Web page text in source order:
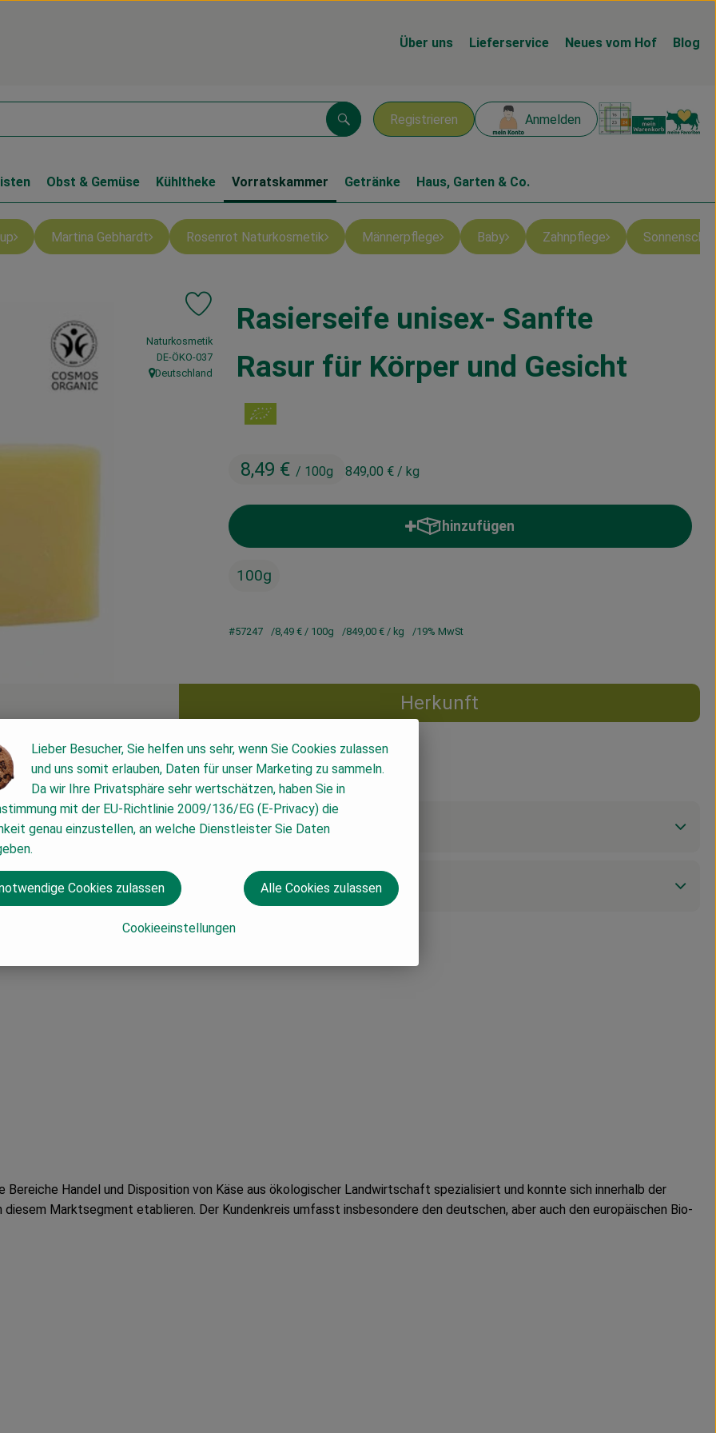
Über uns Lieferservice Neues vom Hof Blog
Registrieren Anmelden
Suchen
Obst & Gemüse Kühltheke Vorratskammer Getränke Haus, Garten & Co.
Martina Gebhardt Rosenrot Naturkosmetik Männerpflege Baby Zahnpflege
Rasierseife unisex- Sanfte
Rasur für Körper und Gesicht
8,49 € / 100g 849,00 € / kg
Produkt zu Favouriten hinzufügen
, Verband:
Naturkosmetik
, Kontrollstelle:
DE-ÖKO-037
, Herkunft:
Deutschland
hinzufügen
Produkt zum Warenkorb hinzufügen
100g
#57247 8,49 € / 100g 849,00 € / kg 19% MwSt
Herkunft
Handel und Disposition von Käse aus ökologischer Landwirtschaft spezialisiert und konnte sich innerhalb der
Marktsegment etablieren. Der Kundenkreis umfasst insbesondere den deutschen, aber auch den europäischen Bio-
Lieber Besucher, Sie helfen uns sehr, wenn Sie Cookies zulassen
und uns somit erlauben, Daten für unser Marketing zu sammeln.
Da wir Ihre Privatsphäre sehr wertschätzen, haben Sie in
mit der EU-Richtlinie 2009/136/EG (E-Privacy) die
genau einzustellen, an welche Dienstleister Sie Daten
Cookieeinstellungen
Cookies zulassen Alle Cookies zulassen